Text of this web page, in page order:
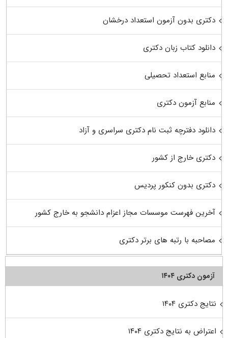
دکتری بدون آزمون استعداد درخشان
دانلود کتاب زبان دکتری
منابع استعداد تحصیلی
منابع آزمون دکتری
دانلود دفترچه ثبت نام دکتری سراسری و آزاد
دکتری خارج از کشور
دکتری بدون کنکور پردیس
آخرین فهرست موسسات مجاز اعزام دانشجو به خارج کشور
مصاحبه با رتبه های برتر دکتری
آزمون دکتری ۱۴۰۴
نتایج دکتری ۱۴۰۴
اعتراض به نتایج دکتری ۱۴۰۴